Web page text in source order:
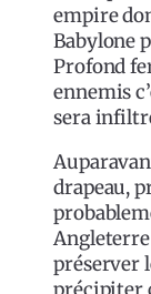
empire
Babylone
Profond
ennemis
sera
drapeau,
préserver
précipiter